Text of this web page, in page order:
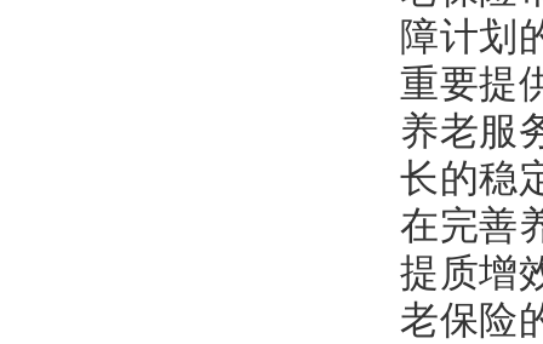
障计划
重要提
养老服
长的稳
在完善
提质增
老保险